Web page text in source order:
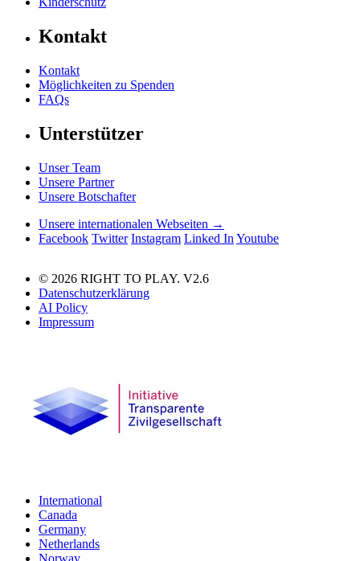
Kontakt
Kontakt
Möglichkeiten zu Spenden
FAQs
Unterstützer
Unser Team
Unsere Partner
Unsere Botschafter
Unsere internationalen Webseiten →
Facebook Twitter Instagram Linked In Youtube
© 2026 RIGHT TO PLAY. V2.6
Datenschutzerklärung
AI Policy
Impressum
International
Canada
Germany
Netherlands
Norway